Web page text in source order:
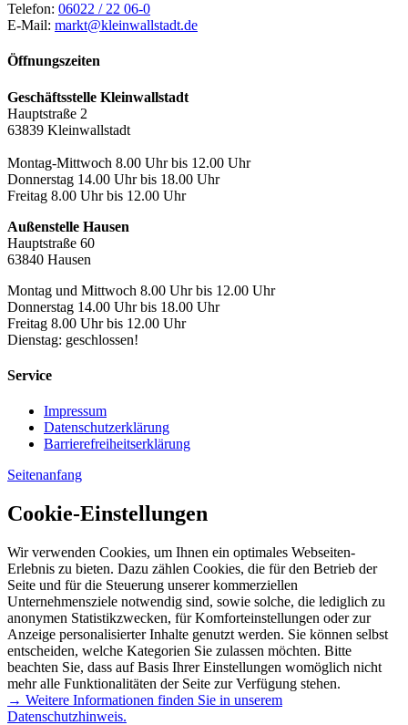
Telefon: 06022 / 22 06-0
E-Mail: markt@kleinwallstadt.de
Öffnungszeiten
Geschäftsstelle Kleinwallstadt
Hauptstraße 2
63839 Kleinwallstadt
Montag-Mittwoch 8.00 Uhr bis 12.00 Uhr
Donnerstag 14.00 Uhr bis 18.00 Uhr
Freitag 8.00 Uhr bis 12.00 Uhr
Außenstelle Hausen
Hauptstraße 60
63840 Hausen
Montag und Mittwoch 8.00 Uhr bis 12.00 Uhr
Donnerstag 14.00 Uhr bis 18.00 Uhr
Freitag 8.00 Uhr bis 12.00 Uhr
Dienstag: geschlossen!
Service
Impressum
Datenschutzerklärung
Barrierefreiheitserklärung
Seitenanfang
Cookie-Einstellungen
Wir verwenden Cookies, um Ihnen ein optimales Webseiten-
Erlebnis zu bieten. Dazu zählen Cookies, die für den Betrieb der
Seite und für die Steuerung unserer kommerziellen
Unternehmensziele notwendig sind, sowie solche, die lediglich zu
anonymen Statistikzwecken, für Komforteinstellungen oder zur
Anzeige personalisierter Inhalte genutzt werden. Sie können selbst
entscheiden, welche Kategorien Sie zulassen möchten. Bitte
beachten Sie, dass auf Basis Ihrer Einstellungen womöglich nicht
mehr alle Funktionalitäten der Seite zur Verfügung stehen.
→ Weitere Informationen finden Sie in unserem
Datenschutzhinweis.